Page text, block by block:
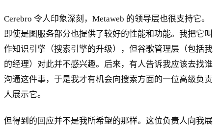
Cerebro 令人印象深刻，Metaweb 的领导层也很支持它。
即使是图服务部分也提供了较好的性能和功能。我把它叫
作知识引擎（搜索引擎的升级），但谷歌管理层（包括我
的经理）对此并不感兴趣。后来，有人告诉我应该去找谁
沟通这件事，于是我才有机会向搜索方面的一位高级负责
人展示它。
但得到的回应并不是我所希望的那样。这位负责人向我展